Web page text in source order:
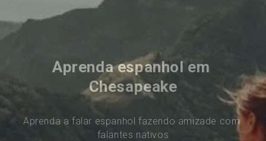
Aprenda espanhol em
Chesapeake
Aprenda a falar espanhol fazendo amizade com
falantes nativos